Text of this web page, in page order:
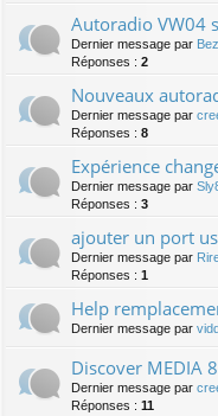
Autoradio VW04
Dernier message par
Réponses : 2
Nouveaux
Dernier message par
Réponses : 8
Expérience
Dernier message par
Réponses : 3
ajouter un port
Dernier message par
Réponses : 1
Help
Dernier message par
Discover MEDIA
Dernier message par
Réponses : 11